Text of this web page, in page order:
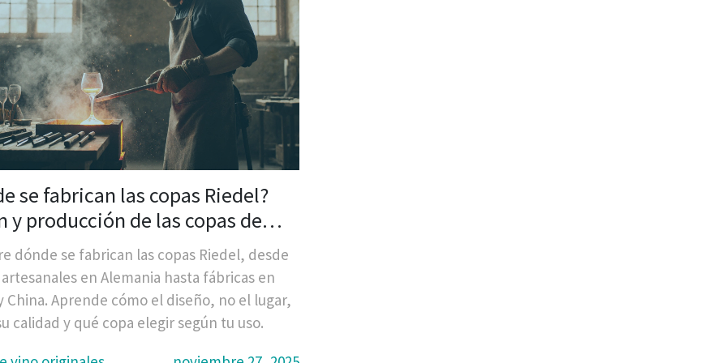
se fabrican las copas Riedel?
y producción de las copas de
reconocidas del mundo
dónde se fabrican las copas Riedel, desde
en Alemania hasta fábricas en
China. Aprende cómo el diseño, no el lugar,
calidad y qué copa elegir según tu uso.